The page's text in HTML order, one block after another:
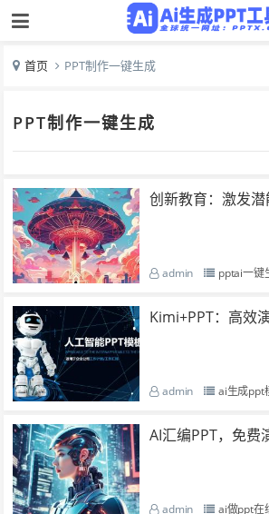
首页 PPT制作一键生成
PPT制作一键生成
创新教育：激发
admin pptai一键
Kimi+PPT：高效
admin ai生成ppt
AI汇编PPT，免费
admin ai做ppt在